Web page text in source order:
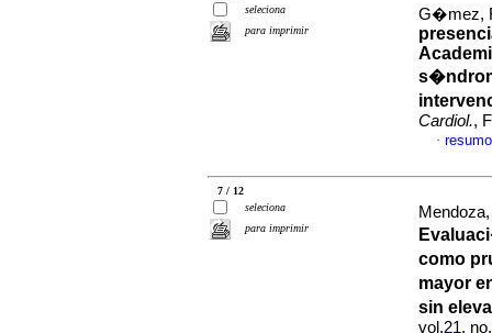
seleciona
para imprimir
G�mez,
Cardiol.,
·
7 / 12
seleciona
para imprimir
como
mayor
sin
vol.21,